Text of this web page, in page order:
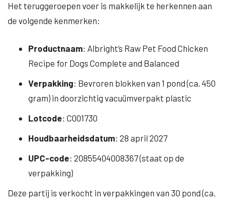
Het teruggeroepen voer is makkelijk te herkennen aan
de volgende kenmerken:
Productnaam: Albright’s Raw Pet Food Chicken
Recipe for Dogs Complete and Balanced
Verpakking: Bevroren blokken van 1 pond (ca. 450
gram) in doorzichtig vacuümverpakt plastic
Lotcode: C001730
Houdbaarheidsdatum: 28 april 2027
UPC-code: 20855404008367 (staat op de
verpakking)
Deze partij is verkocht in verpakkingen van 30 pond (ca.